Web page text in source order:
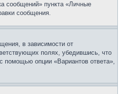
сообщений» пункта «Личные
сообщения.
в зависимости от
полях, убедившись, что
помощью опции «Вариантов ответа»,